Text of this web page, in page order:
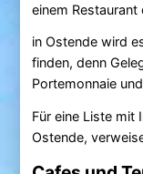
einem
in Ostende wird
finden, denn
Portemonnaie
Für eine Liste mit
Ostende,